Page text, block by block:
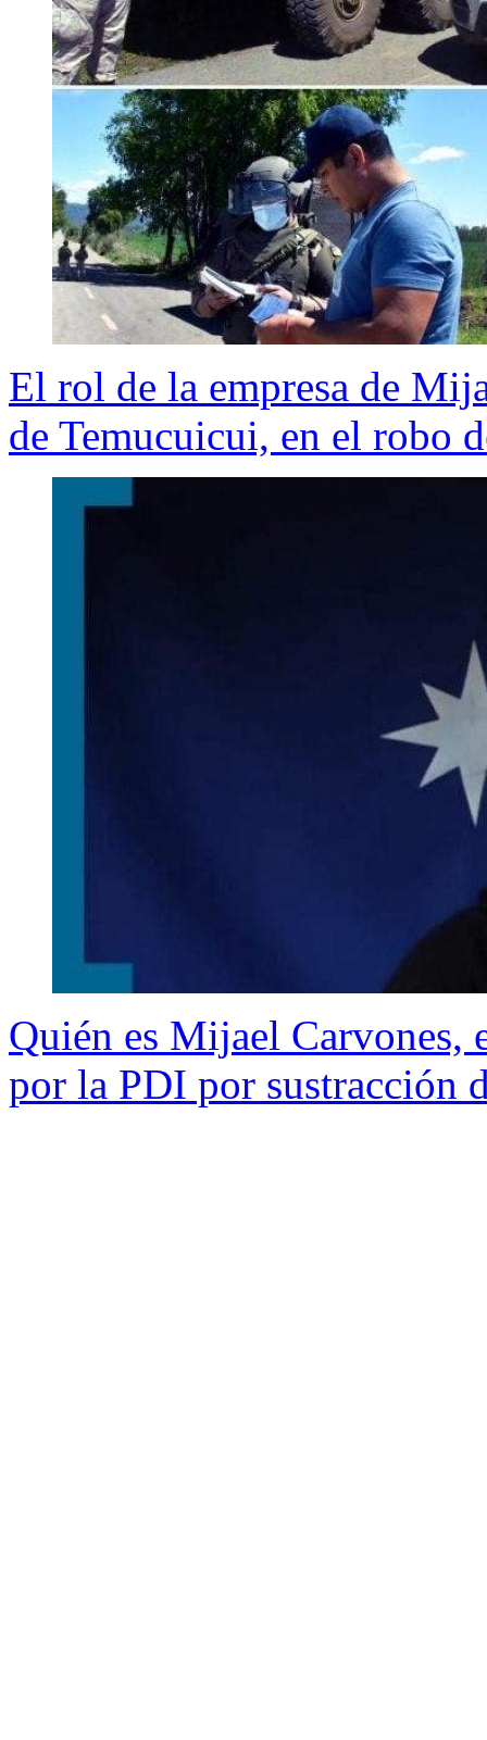
El rol de la empresa de
de Temucuicui, en el robo
Quién es Mijael Carvones,
por la PDI por sustracción